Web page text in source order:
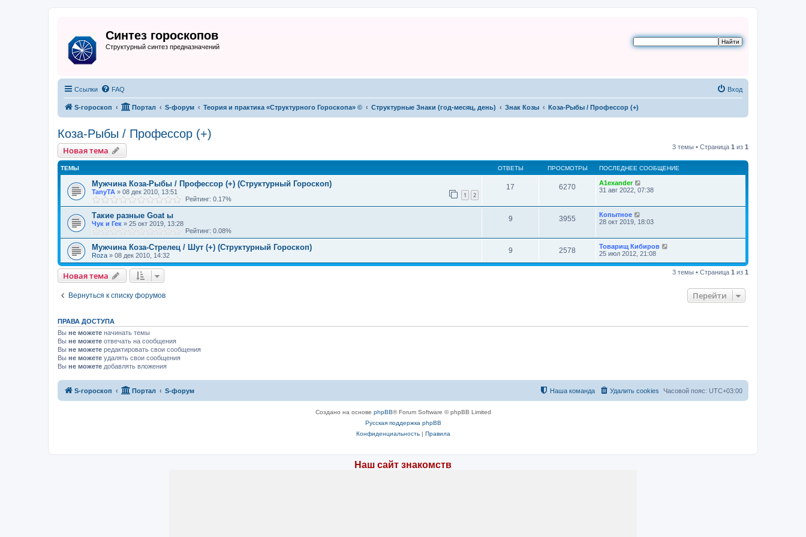
Синтез гороскопов
Структурный синтез предназначений
Ссылки FAQ Вход
S-гороскоп Портал S-форум Теория и практика «Структурного Гороскопа» © Структурные Знаки (год-месяц, день) Знак Козы Коза-Рыбы / Профессор (+)
Коза-Рыбы / Профессор (+)
Новая тема 3 темы • Страница 1 из 1
ТЕМЫ ОТВЕТЫ ПРОСМОТРЫ ПОСЛЕДНЕЕ СООБЩЕНИЕ
Мужчина Коза-Рыбы / Профессор (+) (Структурный Гороскоп)
TanyTA » 08 дек 2010, 13:51 1 2
Рейтинг: 0.17%
17 6270
A1exander
31 авг 2022, 07:38
Такие разные Goat ы
Чук и Гек » 25 окт 2019, 13:28
Рейтинг: 0.08%
9 3955
Копытное
28 окт 2019, 18:03
Мужчина Коза-Стрелец / Шут (+) (Структурный Гороскоп)
Roza » 08 дек 2010, 14:32
9 2578
Товарищ Кибиров
25 июл 2012, 21:08
Новая тема 3 темы • Страница 1 из 1
Вернуться к списку форумов Перейти
ПРАВА ДОСТУПА
Вы не можете начинать темы
Вы не можете отвечать на сообщения
Вы не можете редактировать свои сообщения
Вы не можете удалять свои сообщения
Вы не можете добавлять вложения
S-гороскоп Портал S-форум Часовой пояс: UTC+03:00
Удалить cookies
Наша команда
Создано на основе phpBB® Forum Software © phpBB Limited
Русская поддержка phpBB
Конфиденциальность| Правила
Наш сайт знакомств